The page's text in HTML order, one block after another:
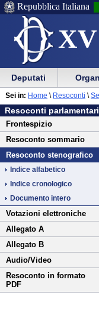
Menu
di
ausilio
alla
navigazione
Vai
Menu
di
navigazione
principale
Repubblica Italiana
Menu
di
navigazione
principale
Vai
menu
di
sezione
Deputati
Vai
al
contenuto
Resoconti parlamentari
Frontespizio
Resoconto sommario
Resoconto stenografico
Indice alfabetico
Indice cronologico
Documento intero
Votazioni elettroniche
Allegato A
Allegato B
Audio/Video
Resoconto in formato
PDF
Sei in: Home \ Resoconti \